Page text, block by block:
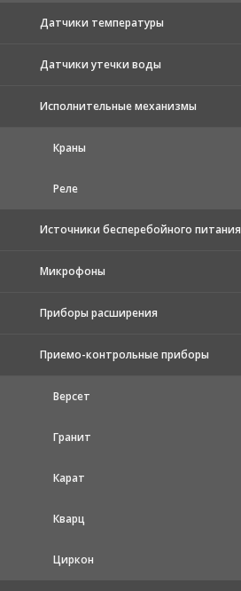
Датчики температуры
Датчики утечки воды
Исполнительные механизмы
Краны
Реле
Источники бесперебойного питания
Микрофоны
Приборы расширения
Приемо-контрольные приборы
Версет
Гранит
Карат
Кварц
Циркон